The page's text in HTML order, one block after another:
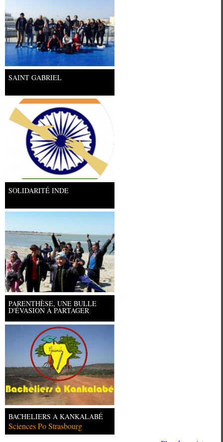
SAINT GABRIEL
SOLIDARITÉ INDE
PARENTHÈSE, UNE BULLE
D'ÉVASION À PARTAGER
BACHELIERS A KANKALABÉ
Sciences Po Strasbourg